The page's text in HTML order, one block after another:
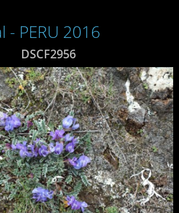
- PERU 2016
DSCF2956